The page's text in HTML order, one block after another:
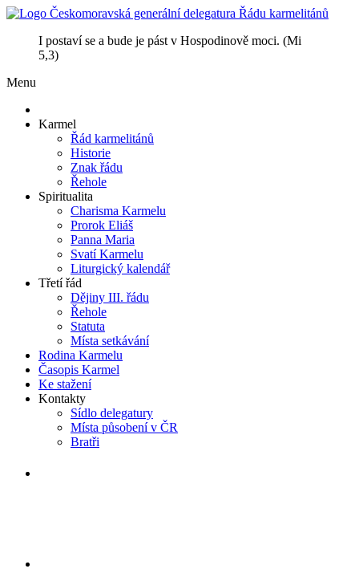
I postaví se a bude je pást v Hospodinově moci. (Mi
5,3)
Menu
Karmel
Řád karmelitánů
Historie
Znak řádu
Řehole
Spiritualita
Charisma Karmelu
Prorok Eliáš
Panna Maria
Svatí Karmelu
Liturgický kalendář
Třetí řád
Dějiny III. řádu
Řehole
Statuta
Místa setkávání
Rodina Karmelu
Časopis Karmel
Ke stažení
Kontakty
Sídlo delegatury
Místa působení v ČR
Bratři